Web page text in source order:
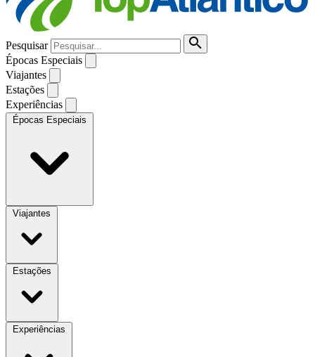
Pesquisar
Épocas Especiais
Viajantes
Estações
Experiências
Épocas Especiais
Viajantes
Estações
Experiências